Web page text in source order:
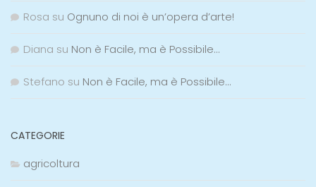
Rosa su Ognuno di noi è un’opera d’arte!
Diana su Non è Facile, ma è Possibile…
Stefano su Non è Facile, ma è Possibile…
CATEGORIE
agricoltura